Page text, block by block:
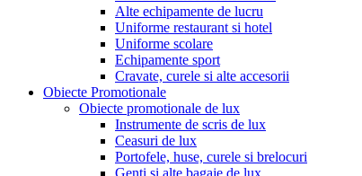
Alte echipamente de lucru
Uniforme restaurant si hotel
Uniforme scolare
Echipamente sport
Cravate, curele si alte accesorii
Obiecte Promotionale
Obiecte promotionale de lux
Instrumente de scris de lux
Ceasuri de lux
Portofele, huse, curele si brelocuri
Genti si alte bagaje de lux